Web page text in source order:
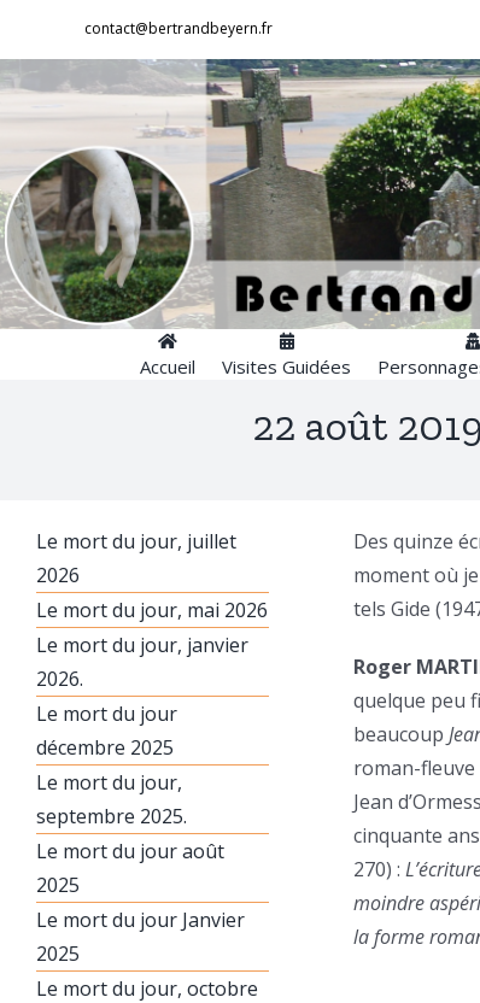
contenu
contact@bertrandbeyern.fr
Accueil Visites Guidées
22 août
Des quinze
moment où
tels Gide
Roger
quelque peu
beaucoup
roman-fleuve
Jean
cinquante
270) :
moindre
la forme
Le mort du jour, juillet
2026
Le mort du jour, mai 2026
Le mort du jour, janvier
2026.
Le mort du jour
décembre 2025
Le mort du jour,
septembre 2025.
Le mort du jour août
2025
Le mort du jour Janvier
2025
Le mort du jour, octobre